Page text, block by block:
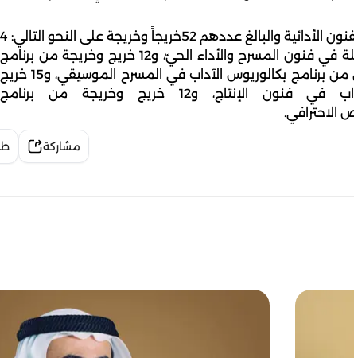
وتوزع الخريجون والخريجات من أكاديمية الفنون الأدائية والبالغ عددهم 52خريجاً وخريجة على النحو التالي: 4
خريجين من برنامج ماجستير الفنون الجميلة في فنون المسرح والأداء الحيّ، و12 خريج وخريجة من برنامج
بكالوريوس الآداب في التمثيل، و9 خريجين من برنامج بكالوريوس الآداب في المسرح الموسيقي، و15 خريج
وخريجة من برنامج بكالوريوس الآداب في فنون الإنتاج، و12 خريج وخريجة من برنامج
الاحترافي.
مشاركة